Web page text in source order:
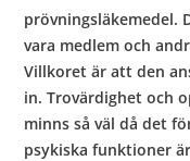
prövningsläkemedel.
vara medlem och
Villkoret är att den
in. Trovärdighet och
minns så väl då det
psykiska funktioner